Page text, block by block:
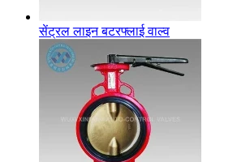
सेंट्रल लाइन बटरफ्लाई वाल्व